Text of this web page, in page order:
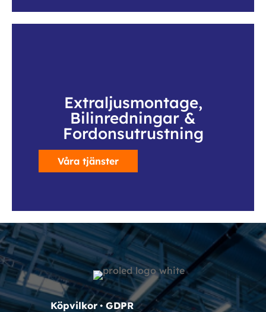
Extraljusmontage,
Bilinredningar &
Fordonsutrustning
Våra tjänster
Köpvilkor•GDPR